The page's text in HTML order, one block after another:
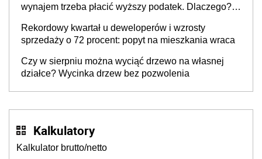
wynajem trzeba płacić wyższy podatek. Dlaczego?
Rekordowy kwartał u deweloperów i wzrosty
sprzedaży o 72 procent: popyt na mieszkania wraca
Czy w sierpniu można wyciąć drzewo na własnej
działce? Wycinka drzew bez pozwolenia
Kalkulatory
Kalkulator brutto/netto